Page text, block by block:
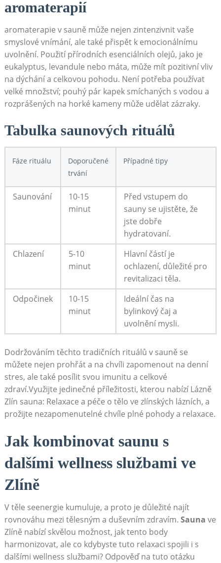
aromaterapií
aromaterapie v sauně může nejen zintenzivnit vaše
smyslové vnímání, ale také přispět k emocionálnímu
uvolnění. Použití přírodních esenciálních olejů, jako je
eukalyptus, levandule nebo máta, může mít pozitivní vliv
na dýchání a celkovou pohodu. Není potřeba používat
velké množství; pouhý pár kapek smíchaných s vodou a
rozprášených na horké kameny může udělat zázraky.
Tabulka saunových rituálů
Fáze rituálu
Doporučené
trvání
Případné tipy
Saunování
10-15
minut
Před vstupem do
sauny se ujistěte, že
jste dobře
hydratovaní.
Chlazení
5-10
minut
Hlavní částí je
ochlazení, důležité pro
revitalizaci těla.
Odpočinek
10-15
minut
Ideální čas na
bylinkový čaj a
uvolnění mysli.
Dodržováním těchto tradičních rituálů v sauně se
můžete nejen prohřát a na chvíli zapomenout na denní
stres, ale také posílit svou imunitu a celkové
zdraví.Využijte jedinečné příležitosti, kterou nabízí Lázně
Zlín sauna: Relaxace a péče o tělo ve zlínských lázních, a
prožijte nezapomenutelné chvíle plné pohody a relaxace.
Jak kombinovat saunu s
dalšími wellness službami ve
Zlíně
V těle seenergie kumuluje, a proto je důležité najít
rovnováhu mezi tělesným a duševním zdravím. Sauna ve
Zlíně nabízí skvělou možnost, jak tento body
harmonizovat, ale co kdybyste tuto relaxaci spojili i s
dalšími wellness službami? Odpověď na tuto otázku